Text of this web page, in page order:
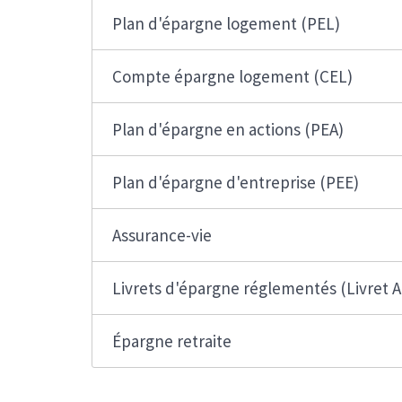
Plan d'épargne logement (PEL)
Compte épargne logement (CEL)
Plan d'épargne en actions (PEA)
Plan d'épargne d'entreprise (PEE)
Assurance-vie
Livrets d'épargne réglementés (Livret
Épargne retraite